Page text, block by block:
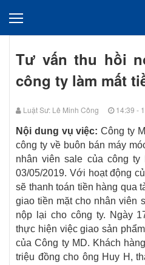
Tư vấn thu hồi
công ty làm mất
Luật Sư: Lê Minh Công 14:39 -
Nội dung vụ việc: Công ty
công ty về buôn bán máy
nhân viên sale của công
03/05/2019. Với hoạt động
sẽ thanh toán tiền hàng qua
giao tiền mặt cho nhân viên
nộp lại cho công ty. Ngày
thực hiện việc giao sản
của Công ty MD. Khách
triệu đồng cho ông Huy H,